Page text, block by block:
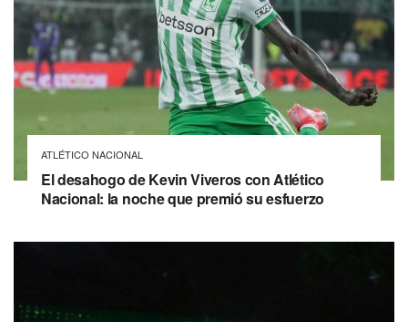
ATLÉTICO NACIONAL
El desahogo de Kevin Viveros con Atlético
Nacional: la noche que premió su esfuerzo